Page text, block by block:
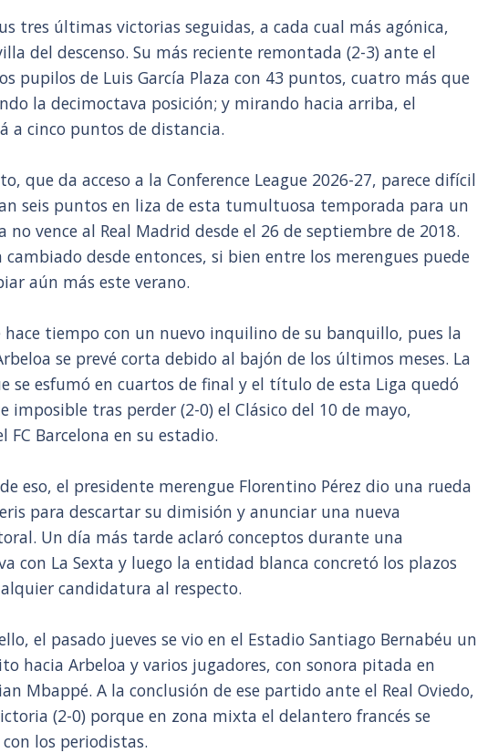
tres últimas victorias seguidas, a cada cual más agónica,
del descenso. Su más reciente remontada (2-3) ante el
pupilos de Luis García Plaza con 43 puntos, cuatro más que
la decimoctava posición; y mirando hacia arriba, el
a cinco puntos de distancia.
que da acceso a la Conference League 2026-27, parece difícil
seis puntos en liza de esta tumultuosa temporada para un
no vence al Real Madrid desde el 26 de septiembre de 2018.
cambiado desde entonces, si bien entre los merengues puede
aún más este verano.
hace tiempo con un nuevo inquilino de su banquillo, pues la
se prevé corta debido al bajón de los últimos meses. La
se esfumó en cuartos de final y el título de esta Liga quedó
imposible tras perder (2-0) el Clásico del 10 de mayo,
FC Barcelona en su estadio.
eso, el presidente merengue Florentino Pérez dio una rueda
para descartar su dimisión y anunciar una nueva
Un día más tarde aclaró conceptos durante una
con La Sexta y luego la entidad blanca concretó los plazos
candidatura al respecto.
el pasado jueves se vio en el Estadio Santiago Bernabéu un
hacia Arbeloa y varios jugadores, con sonora pitada en
Mbappé. A la conclusión de ese partido ante el Real Oviedo,
(2-0) porque en zona mixta el delantero francés se
los periodistas.